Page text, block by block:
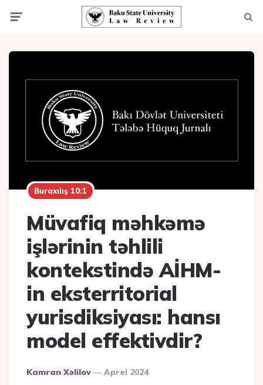
Buraxılış 10:1
Müvafiq məhkəmə
işlərinin təhlili
kontekstində AİHM-
in eksterritorial
yurisdiksiyası: hansı
model effektivdir?
Posted
Kamran Xəlilov Aprel 2024